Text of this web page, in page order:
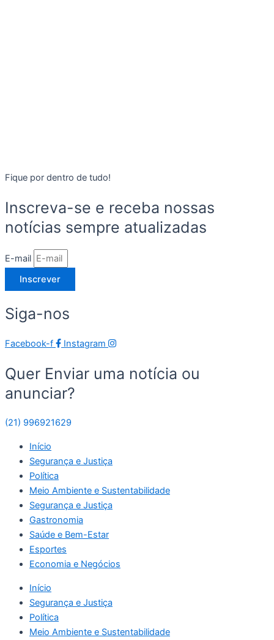
Fique por dentro de tudo!
Inscreva-se e receba nossas
notícias sempre atualizadas
E-mail
Inscrever
Siga-nos
Facebook-f Instagram
Quer Enviar uma notícia ou
anunciar?
(21) 996921629
Início
Segurança e Justiça
Política
Meio Ambiente e Sustentabilidade
Segurança e Justiça
Gastronomia
Saúde e Bem-Estar
Esportes
Economia e Negócios
Início
Segurança e Justiça
Política
Meio Ambiente e Sustentabilidade